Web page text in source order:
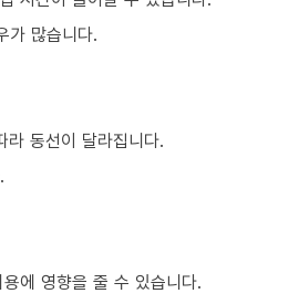
가 많습니다.
동선이 달라집니다.
에 영향을 줄 수 있습니다.